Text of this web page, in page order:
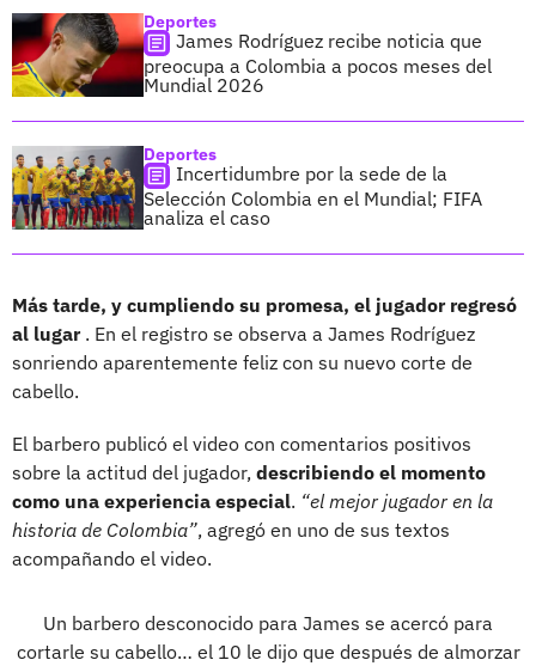
Deportes
James Rodríguez recibe noticia que
preocupa a Colombia a pocos meses del
Mundial 2026
Deportes
Incertidumbre por la sede de la
Selección Colombia en el Mundial; FIFA
analiza el caso
Más tarde, y cumpliendo su promesa, el jugador regresó
al lugar. En el registro se observa a James Rodríguez
sonriendo aparentemente feliz con su nuevo corte de
cabello.
El barbero publicó el video con comentarios positivos
sobre la actitud del jugador, describiendo el momento
como una experiencia especial. “el mejor jugador en la
historia de Colombia”, agregó en uno de sus textos
acompañando el video.
Un barbero desconocido para James se acercó para
cortarle su cabello… el 10 le dijo que después de almorzar